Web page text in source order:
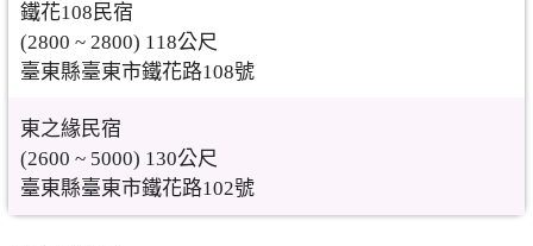
鐵花108民宿
(2800 ~ 2800) 118公尺
臺東縣臺東市鐵花路108號
東之緣民宿
(2600 ~ 5000) 130公尺
臺東縣臺東市鐵花路102號